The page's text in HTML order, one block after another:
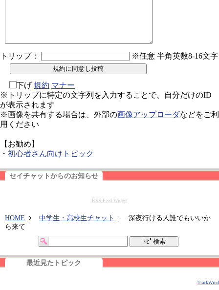
トリップ： ※任意 半角英数8-16文字
下げ 規約 マナー
※トリップに特定の文字列を入力することで、自分だけのID
が表示されます
※画像を共有する場合は、外部の画像アップローダなどをご利
用ください
【お勧め】
・ 初心者さん向けトピック
セイチャットからのお知らせ
RSS Feed Widget
HOME 中学生・高校生チャット
深夜行ける人誰でもいいか
ら来て
最近見たトピック
TrackWind